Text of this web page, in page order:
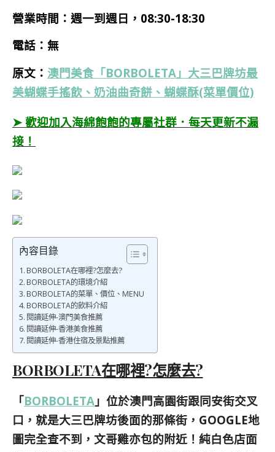
營業時間：週一到週日，08:30-18:30
電話：無
原文： 澳門美食「BORBOLETA」大三巴牌坊最
美蝴蝶手搖飲、奶油曲奇餅、蝴蝶酥(菜單價位)
➤ 歡迎加入海綿飽飽的專屬社群．每天更新不漏
接！
內容目錄
BORBOLETA在哪裡?怎麼去?
BORBOLETA的環境介紹
BORBOLETA的菜單、價位、MENU
BORBOLETA的飲料介紹
閱讀延伸-澳門美食推薦
閱讀延伸-香港美食推薦
閱讀延伸-香港住宿及景點推薦
BORBOLETA在哪裡?怎麼去?
「BORBOLETA 」位於澳門高園街跟同安街交叉
口，就是大三巴牌坊後面的那條街，GOOGLE地
圖完全查不到，文哥雞亦包的附近！純白色店面